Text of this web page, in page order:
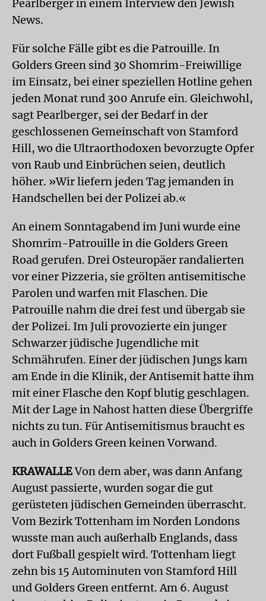
Pearlberger in einem Interview den Jewish
News.
Für solche Fälle gibt es die Patrouille. In
Golders Green sind 30 Shomrim-Freiwillige
im Einsatz, bei einer speziellen Hotline gehen
jeden Monat rund 300 Anrufe ein. Gleichwohl,
sagt Pearlberger, sei der Bedarf in der
geschlossenen Gemeinschaft von Stamford
Hill, wo die Ultraorthodoxen bevorzugte Opfer
von Raub und Einbrüchen seien, deutlich
höher. »Wir liefern jeden Tag jemanden in
Handschellen bei der Polizei ab.«
An einem Sonntagabend im Juni wurde eine
Shomrim-Patrouille in die Golders Green
Road gerufen. Drei Osteuropäer randalierten
vor einer Pizzeria, sie grölten antisemitische
Parolen und warfen mit Flaschen. Die
Patrouille nahm die drei fest und übergab sie
der Polizei. Im Juli provozierte ein junger
Schwarzer jüdische Jugendliche mit
Schmährufen. Einer der jüdischen Jungs kam
am Ende in die Klinik, der Antisemit hatte ihm
mit einer Flasche den Kopf blutig geschlagen.
Mit der Lage in Nahost hatten diese Übergriffe
nichts zu tun. Für Antisemitismus braucht es
auch in Golders Green keinen Vorwand.
KRAWALLEVon dem aber, was dann Anfang
August passierte, wurden sogar die gut
gerüsteten jüdischen Gemeinden überrascht.
Vom Bezirk Tottenham im Norden Londons
wusste man auch außerhalb Englands, dass
dort Fußball gespielt wird. Tottenham liegt
zehn bis 15 Autominuten von Stamford Hill
und Golders Green entfernt. Am 6. August